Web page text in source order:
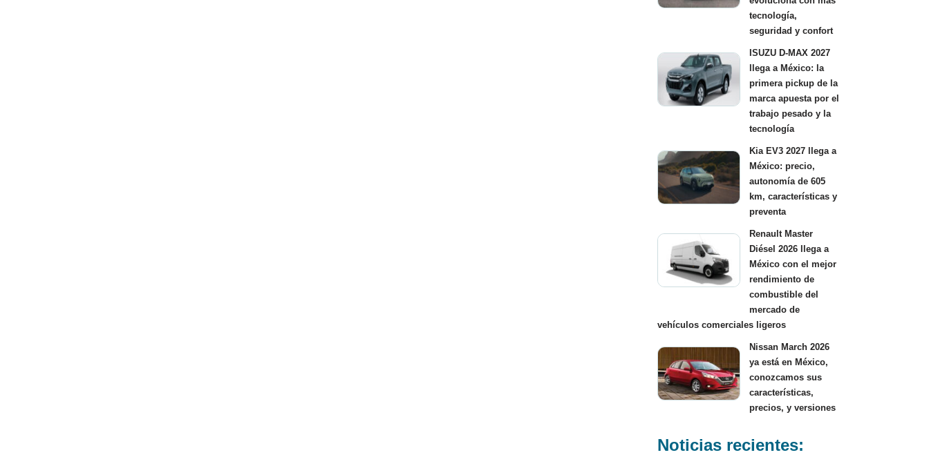
tecnología,
seguridad y confort
ISUZU D-MAX 2027
llega a México: la
primera pickup de la
marca apuesta por el
trabajo pesado y la
tecnología
Kia EV3 2027 llega a
México: precio,
autonomía de 605
km, características y
preventa
Renault Master
Diésel 2026 llega a
México con el mejor
rendimiento de
combustible del
mercado de
vehículos comerciales ligeros
Nissan March 2026
ya está en México,
conozcamos sus
características,
precios, y versiones
Noticias recientes: